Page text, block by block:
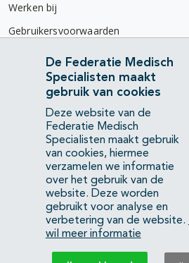
Werken bij
Gebruikersvoorwaarden
Privacyverklaring
Contact
Mercatorlaan 1200
3528 BL Utrecht
(088) 505 34 34
info@richtlijnendatabase.nl
YouTubeLinkedIn
De Federatie Medisch
Specialisten maakt
gebruik van cookies
Deze website van de
Federatie Medisch
Specialisten maakt gebruik
van cookies, hiermee
verzamelen we informatie
over het gebruik van de
website. Deze worden
gebruikt voor analyse en
verbetering van de website.
wil meer informatie